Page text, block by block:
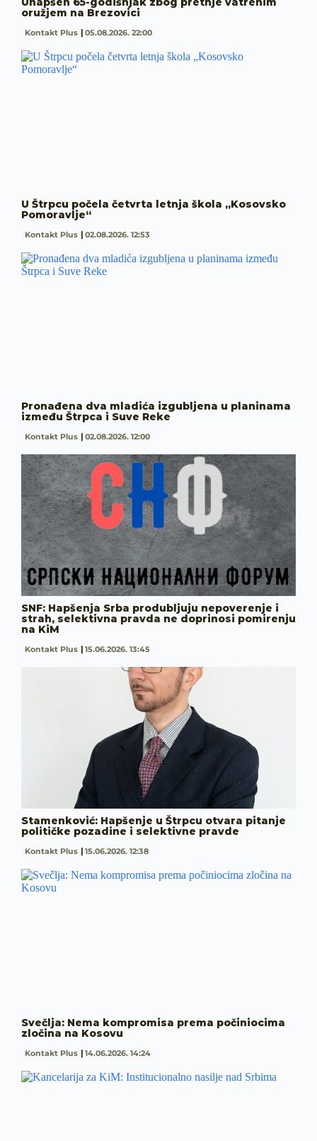
oružjem na Brezovici
Kontakt Plus 05.08.2026. 22:00
U Štrpcu počela četvrta letnja škola „Kosovsko
Pomoravlje“
Kontakt Plus 02.08.2026. 12:53
Pronađena dva mladića izgubljena u planinama
između Štrpca i Suve Reke
Kontakt Plus 02.08.2026. 12:00
SNF: Hapšenja Srba produbljuju nepoverenje i
strah, selektivna pravda ne doprinosi pomirenju
na KiM
Kontakt Plus 15.06.2026. 13:45
Stamenković: Hapšenje u Štrpcu otvara pitanje
političke pozadine i selektivne pravde
Kontakt Plus 15.06.2026. 12:38
Svečlja: Nema kompromisa prema počiniocima
zločina na Kosovu
Kontakt Plus 14.06.2026. 14:24